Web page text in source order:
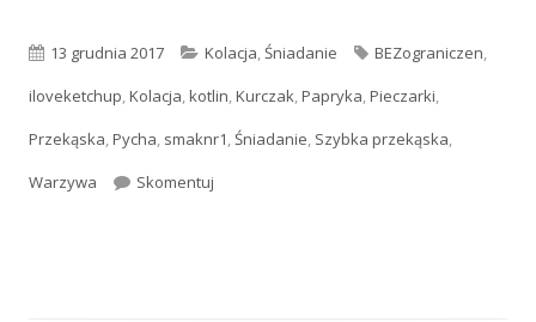
Opublikowano
13 grudnia 2017 Kategorie
Kolacja,Śniadanie Tagi
BEZograniczen,
iloveketchup,Kolacja,kotlin,Kurczak,Papryka,Pieczarki,
Przekąska,Pycha, smaknr1,Śniadanie, Szybka przekąska,
Warzywa
Skomentuj